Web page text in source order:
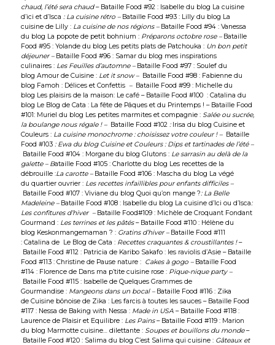
chaud, l’été sera chaud– Bataille Food #92 : Isabelle du blog La cuisine
d’ici et d’Isca : La cuisine rétro – Bataille Food #93 : Lilly du blog La
cuisine de Lilly: La cuisine de nos régions – Bataille Food #94 : Vanessa
du blog La popote de petit bohnium : Préparons octobre rose – Bataille
Food #95 : Yolande du blog Les petits plats de Patchouka : Un bon petit
déjeuner – Bataille Food #96 : Samar du blog mes inspirations
culinaires: Les Feuilles d’automne – Bataille Food #97 : Soulef du
blog Amour de Cuisine: Let it snow – Bataille Food #98 : Fabienne du
blog Famoh : Délices et Confettis – Bataille Food #99 : Michelle du
blog Les plaisirs de la maison: Le café – Bataille Food #100 : Catalina du
blog Le Blog de Cata : La fête de Pâques et du Printemps ! – Bataille Food
#101: Muriel du blog Les petites marmites et compagnie: Salée ou sucrée,
la boulange nous régale ! – Bataille Food #102 : Irisa du blog Cuisine et
Couleurs: La cuisine monochrome : choisissez votre couleur ! –Bataille
Food #103 : Ewa du blog Cuisine et Couleurs: Dips et tartinades de l’été –
Bataille Food #104 : Morgane du blog Glutons: Le sarrasin au delà de la
galette – Bataille Food #105 : Charlotte du blog Les recettes de la
débrouille:La carotte – Bataille Food #106 : Mascha du blog La végé
du quartierouvrier: Les recettes infaillibles pour enfants difficiles –
Bataille Food #107 : Viviane du blog Quoi qu’on mange ?: La Belle
Madeleine– Bataille Food #108 : Isabelle du blog La cuisine d’Ici ou d’Isca:
Les confitures d’hiver – Bataille Food#109 : Michèle de Croquant Fondant
Gourmand : Les terrines et les pâtés– Bataille Food #110 : Hélène du
blog Keskonmangemaman ? : Gratins d’hiver – Bataille Food #111
: Catalina de Le Blog de Cata : Recettes craquantes & croustillantes !–
Bataille Food #112 : Patricia de Karibo Sakafo: les raviolis d’Asie – Bataille
Food #113 : Christine de Pause nature: Cakes à gogo – Bataille Food
#114 : Florence de Dans ma p’tite cuisine rose: Pique-nique party –
Bataille Food #115 : Isabelle de Quelques Grammes de
Gourmandise: Mangeons dans un bocal – Bataille Food #116 : Zika
de Cuisine bônoise de Zika :Les farcis à toutes les sauces – Bataille Food
#117 : Nessa de Baking with Nessa : Made in USA– Bataille Food #118 :
Laurence de Plaisir et Equilibre: Les Pains– Bataille Food #119 : Marion
du blog Marmotte cuisine… dilettante: Soupes et bouillons du monde–
Bataille Food #120 : Salima du blog C’est Salima qui cuisine:Gâteaux et